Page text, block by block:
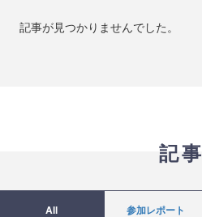
記事が見つかりませんでした。
記事
All 参加レポート